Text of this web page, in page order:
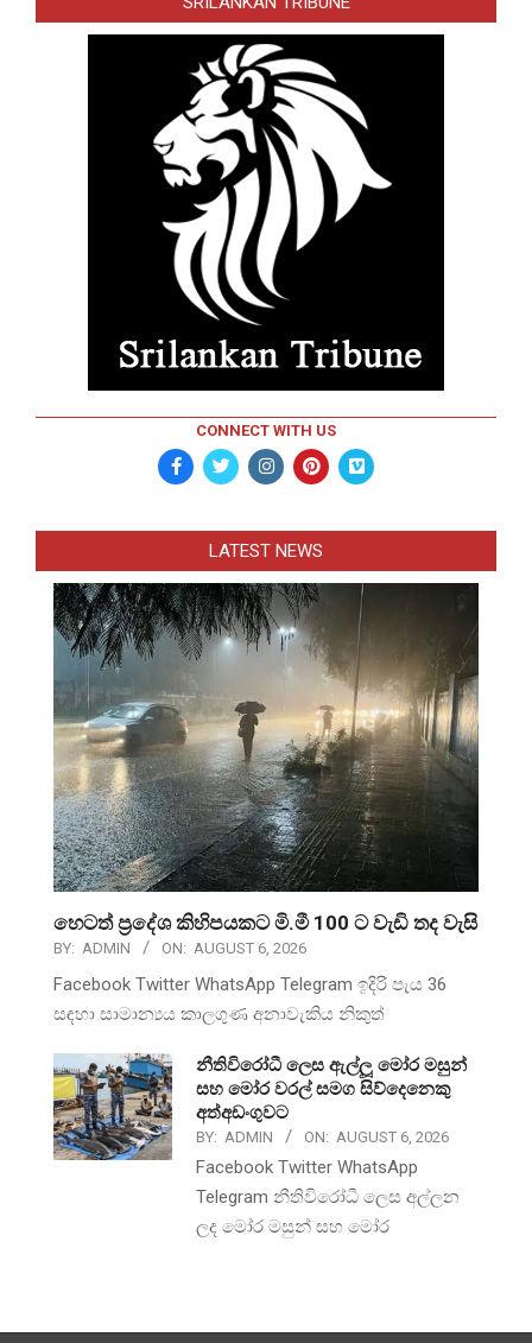
CONNECT WITH US
LATEST NEWS
හෙටත් ප්‍රදේශ කිහිපයකට මි.මී 100 ට වැඩි තද වැසි
BY: ADMIN ON: AUGUST 6, 2026
Facebook Twitter WhatsApp Telegram ඉදිරි පැය 36
සඳහා සාමාන්‍යය කාලගුණ අනාවැකිය නිකුත්
නීතිවිරෝධී ලෙස ඇල්ලූ මෝර මසුන්
සහ මෝර වරල් සමග සිව්දෙනෙකු
අත්අඩංගුවට
BY: ADMIN ON: AUGUST 6, 2026
Facebook Twitter WhatsApp
Telegram නීතිවිරෝධී ලෙස අල්ලන
ලද මෝර මසුන් සහ මෝර